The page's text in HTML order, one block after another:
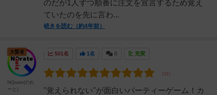
のだが1人ずつ順番に注文を宣言するため覚え
ていたのを先に言わ...
続きを読む（約4年前）
501名 1名 0 充実
"覚えられない"が面白いパーティーゲーム！カ
大賢者
NQrate(のれ
ーと)